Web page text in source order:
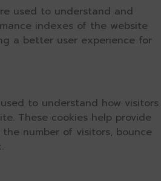
used to understand and
indexes of the website
a better user experience for
to understand how visitors
These cookies help provide
number of visitors, bounce